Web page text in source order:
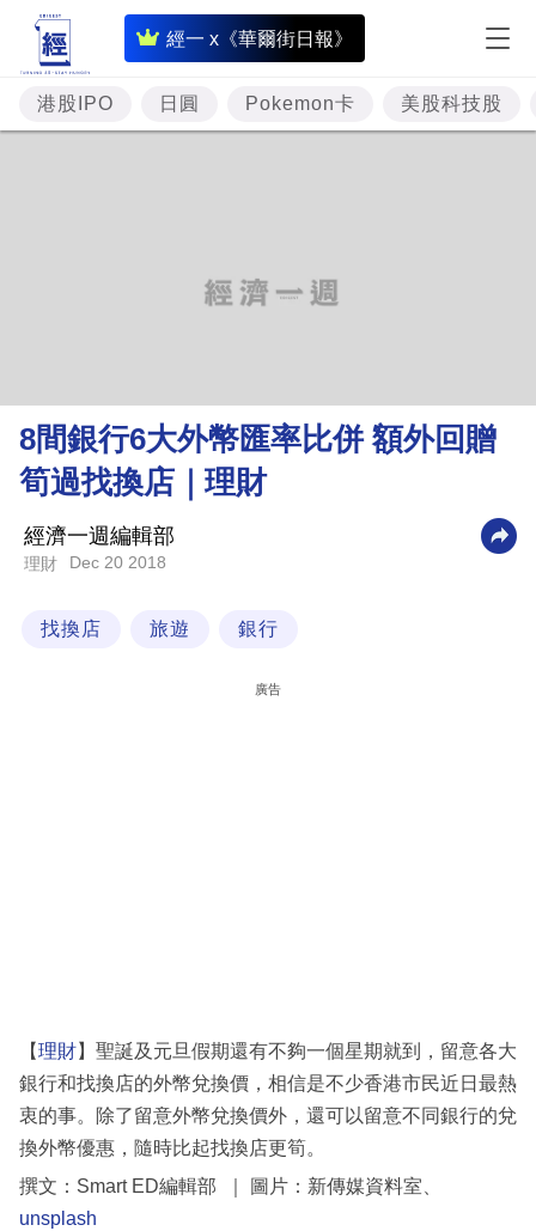
經一 x《華爾街日報》
即
時
財
經
理
財
商
業
科
區
港股IPO 日圓 Pokemon卡 美股科技股
8間銀行6大外幣匯率比併 額外回贈
筍過找換店｜理財
經濟一週編輯部
理財 Dec 20 2018
找換店 旅遊 銀行
廣告
【理財】聖誕及元旦假期還有不夠一個星期就到，留意各大
銀行和找換店的外幣兌換價，相信是不少香港市民近日最熱
衷的事。除了留意外幣兌換價外，還可以留意不同銀行的兌
換外幣優惠，隨時比起找換店更筍。
撰文：Smart ED編輯部 ｜ 圖片：新傳媒資料室、
unsplash